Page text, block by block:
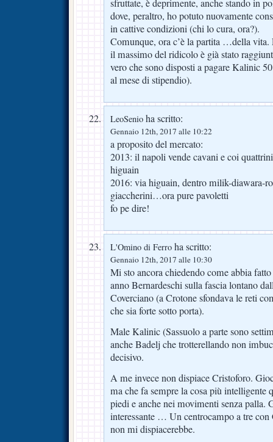
sfruttate, è deprimente, anche stando in
dove, peraltro, ho potuto nuovamente
in cattive condizioni (chi lo cura, ora?).
Comunque, ora c’è la partita …della vita.
il massimo del ridicolo è già stato
vero che sono disposti a pagare Kalinic
al mese di stipendio).
LeoSenio ha scritto:
Gennaio 12th, 2017 alle 10:22
a proposito del mercato:
2013: il napoli vende cavani e coi
higuain
2016: via higuain, dentro milik-diawara-
giaccherini…ora pure pavoletti
fo pe dire!
L'Omino di Ferro ha scritto:
Gennaio 12th, 2017 alle 10:30
Mi sto ancora chiedendo come abbia
anno Bernardeschi sulla fascia lontano
Coverciano (a Crotone sfondava le reti
che sia forte sotto porta).
Male Kalinic (Sassuolo a parte sono
anche Badelj che trotterellando non
decisivo.
A me invece non dispiace Cristoforo.
ma che fa sempre la cosa più intelligente
piedi e anche nei movimenti senza palla.
interessante … Un centrocampo a tre
non mi dispiacerebbe.